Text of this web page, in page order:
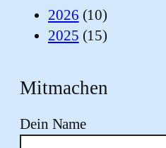
2026 (10)
2025 (15)
Mitmachen
Dein Name